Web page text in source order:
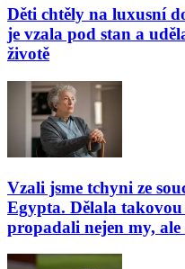
Děti chtěly na luxusní
je vzala pod stan a
životě
Vzali jsme tchyni ze
Egypta. Dělala takovou
propadali nejen my,